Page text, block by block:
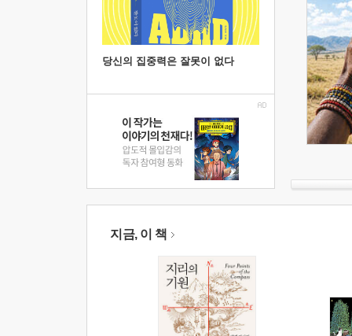
당신의 집중력은 잘못이 없다
지금, 이 책